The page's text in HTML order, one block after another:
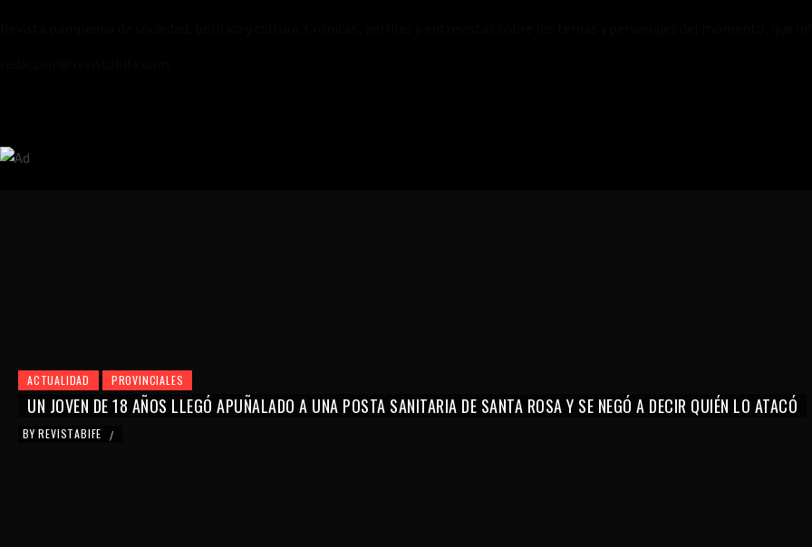
ACTUALIDAD PROVINCIALES
UN JOVEN DE 18 AÑOS LLEGÓ APUÑALADO A UNA POSTA SANITARIA DE SANTA ROSA Y SE NEGÓ A DECIR QUIÉN LO ATACÓ
BY REVISTABIFE /